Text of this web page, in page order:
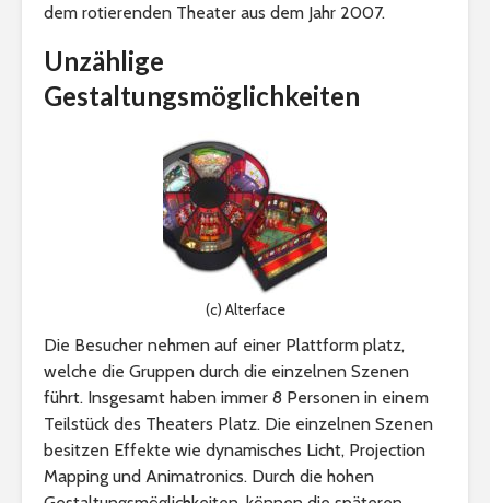
dem rotierenden Theater aus dem Jahr 2007.
Unzählige
Gestaltungsmöglichkeiten
(c) Alterface
Die Besucher nehmen auf einer Plattform platz,
welche die Gruppen durch die einzelnen Szenen
führt. Insgesamt haben immer 8 Personen in einem
Teilstück des Theaters Platz. Die einzelnen Szenen
besitzen Effekte wie dynamisches Licht, Projection
Mapping und Animatronics. Durch die hohen